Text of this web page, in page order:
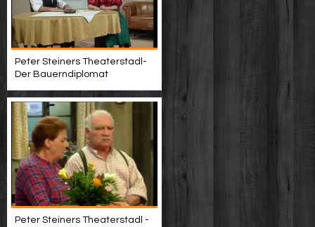
Peter Steiners Theaterstadl-
Der Bauerndiplomat
Peter Steiners Theaterstadl -